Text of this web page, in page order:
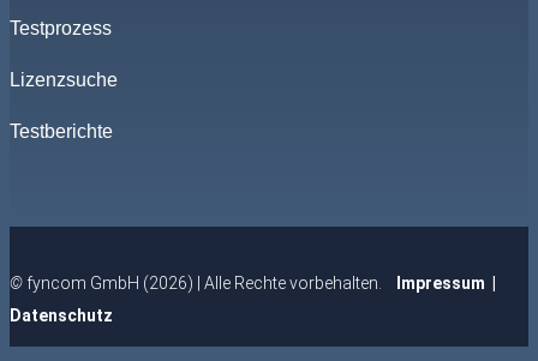
Testprozess
Lizenzsuche
Testberichte
© fyncom GmbH (2026) | Alle Rechte vorbehalten. Impressum
Datenschutz